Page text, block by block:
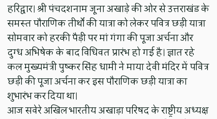
हरिद्वार। श्री पंचदशनाम जूना अखाड़े की ओर से उत्तराखंड के
समस्त पौराणिक तीर्थों की यात्रा को लेकर पवित्र छड़ी यात्रा
सोमवार को हरकी पैड़ी पर मां गंगा की पूजा अर्चना और
दुग्ध अभिषेक के बाद विधिवत प्रारंभ हो गई है। ज्ञात रहे
कल मुख्यमंत्री पुष्कर सिंह धामी ने माया देवी मंदिर में पवित्र
छड़ी की पूजा अर्चना कर इस पौराणिक छड़ी यात्रा का
शुभारंभ कर दिया था।
आज सवेरे अखिल भारतीय अखाड़ा परिषद के राष्ट्रीय अध्यक्ष